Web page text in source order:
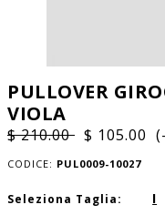
PULLOVER
VIOLA
$ 210.00 $ 105.00
CODICE: PUL0009-10027
Seleziona Taglia: I